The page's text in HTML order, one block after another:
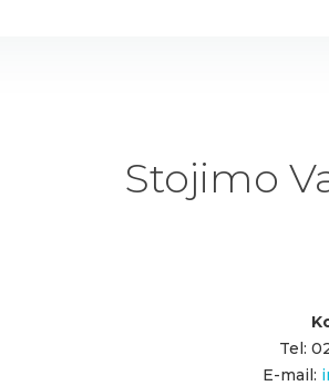
Stojimo
Tel:
E-mail: